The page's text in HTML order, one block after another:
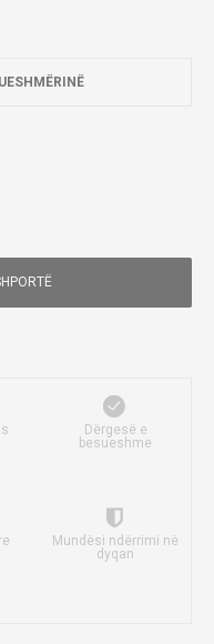
Dërgesë e
besueshme
Mundësi ndërrimi në
dyqan